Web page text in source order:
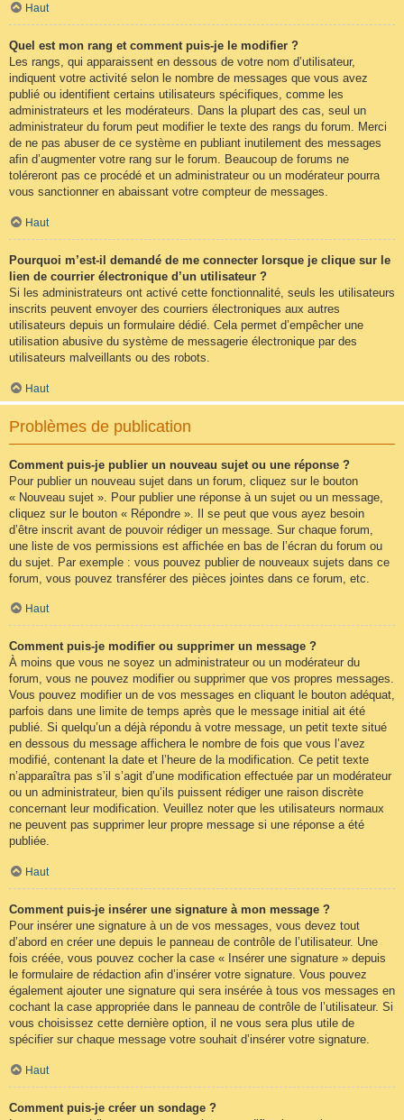
Haut
Quel est mon rang et comment puis-je le modifier ?
Les rangs, qui apparaissent en dessous de votre nom d’utilisateur,
indiquent votre activité selon le nombre de messages que vous avez
publié ou identifient certains utilisateurs spécifiques, comme les
administrateurs et les modérateurs. Dans la plupart des cas, seul un
administrateur du forum peut modifier le texte des rangs du forum. Merci
de ne pas abuser de ce système en publiant inutilement des messages
afin d’augmenter votre rang sur le forum. Beaucoup de forums ne
toléreront pas ce procédé et un administrateur ou un modérateur pourra
vous sanctionner en abaissant votre compteur de messages.
Haut
Pourquoi m’est-il demandé de me connecter lorsque je clique sur le
lien de courrier électronique d’un utilisateur ?
Si les administrateurs ont activé cette fonctionnalité, seuls les utilisateurs
inscrits peuvent envoyer des courriers électroniques aux autres
utilisateurs depuis un formulaire dédié. Cela permet d’empêcher une
utilisation abusive du système de messagerie électronique par des
utilisateurs malveillants ou des robots.
Haut
Problèmes de publication
Comment puis-je publier un nouveau sujet ou une réponse ?
Pour publier un nouveau sujet dans un forum, cliquez sur le bouton
« Nouveau sujet ». Pour publier une réponse à un sujet ou un message,
cliquez sur le bouton « Répondre ». Il se peut que vous ayez besoin
d’être inscrit avant de pouvoir rédiger un message. Sur chaque forum,
une liste de vos permissions est affichée en bas de l’écran du forum ou
du sujet. Par exemple : vous pouvez publier de nouveaux sujets dans ce
forum, vous pouvez transférer des pièces jointes dans ce forum, etc.
Haut
Comment puis-je modifier ou supprimer un message ?
À moins que vous ne soyez un administrateur ou un modérateur du
forum, vous ne pouvez modifier ou supprimer que vos propres messages.
Vous pouvez modifier un de vos messages en cliquant le bouton adéquat,
parfois dans une limite de temps après que le message initial ait été
publié. Si quelqu’un a déjà répondu à votre message, un petit texte situé
en dessous du message affichera le nombre de fois que vous l’avez
modifié, contenant la date et l’heure de la modification. Ce petit texte
n’apparaîtra pas s’il s’agit d’une modification effectuée par un modérateur
ou un administrateur, bien qu’ils puissent rédiger une raison discrète
concernant leur modification. Veuillez noter que les utilisateurs normaux
ne peuvent pas supprimer leur propre message si une réponse a été
publiée.
Haut
Comment puis-je insérer une signature à mon message ?
Pour insérer une signature à un de vos messages, vous devez tout
d’abord en créer une depuis le panneau de contrôle de l’utilisateur. Une
fois créée, vous pouvez cocher la case « Insérer une signature » depuis
le formulaire de rédaction afin d’insérer votre signature. Vous pouvez
également ajouter une signature qui sera insérée à tous vos messages en
cochant la case appropriée dans le panneau de contrôle de l’utilisateur. Si
vous choisissez cette dernière option, il ne vous sera plus utile de
spécifier sur chaque message votre souhait d’insérer votre signature.
Haut
Comment puis-je créer un sondage ?